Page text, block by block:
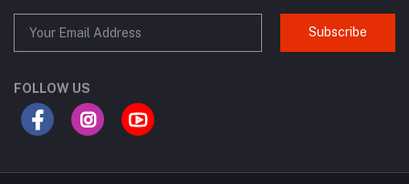
Subscribe
FOLLOW US